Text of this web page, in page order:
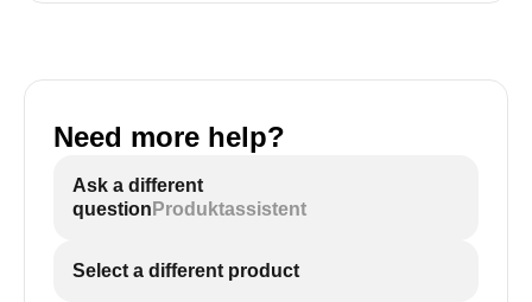
Need more help?
Ask a different
question Produktassistent
Select a different product